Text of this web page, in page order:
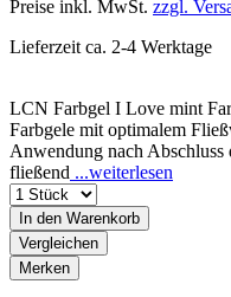
Preise inkl. MwSt. zzgl.
Lieferzeit ca. 2-4 Werktage
LCN Farbgel I Love mint
Farbgele mit optimalem
Anwendung nach
fließend ...weiterlesen
In den Warenkorb
Vergleichen
Merken